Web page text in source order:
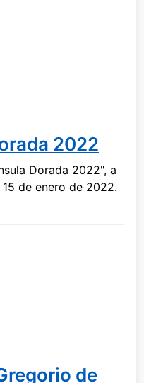
2022
Dorada 2022", a
de enero de 2022.
de